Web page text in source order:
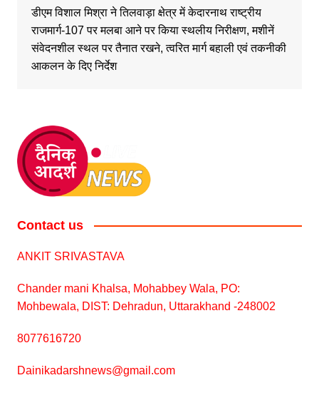
डीएम विशाल मिश्रा ने तिलवाड़ा क्षेत्र में केदारनाथ राष्ट्रीय
राजमार्ग-107 पर मलबा आने पर किया स्थलीय निरीक्षण, मशीनें
संवेदनशील स्थल पर तैनात रखने, त्वरित मार्ग बहाली एवं तकनीकी
आकलन के दिए निर्देश
Contact us
ANKIT SRIVASTAVA
Chander mani Khalsa, Mohabbey Wala, PO:
Mohbewala, DIST: Dehradun, Uttarakhand -248002
8077616720
Dainikadarshnews@gmail.com